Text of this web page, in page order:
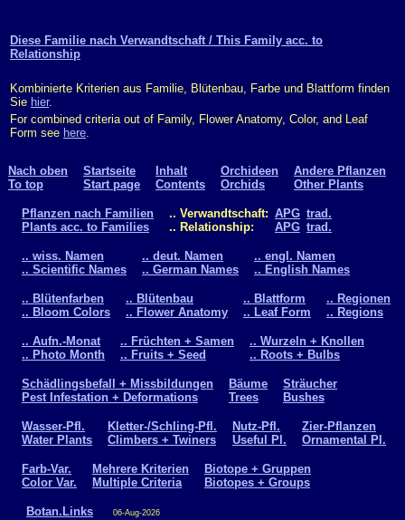
Diese Familie nach Verwandtschaft / This Family acc. to
Relationship
Kombinierte Kriterien aus Familie, Blütenbau, Farbe und Blattform finden
Sie hier.
For combined criteria out of Family, Flower Anatomy, Color, and Leaf
Form see here.
Nach oben
To top
Startseite
Start page
Inhalt
Contents
Orchideen
Orchids
Andere Pflanzen
Other Plants
Pflanzen nach Familien
Plants acc. to Families
.. Verwandtschaft:
.. Relationship:
APG
APG
trad.
trad.
.. wiss. Namen
.. Scientific Names
.. deut. Namen
.. German Names
.. engl. Namen
.. English Names
.. Blütenfarben
.. Bloom Colors
.. Blütenbau
.. Flower Anatomy
.. Blattform
.. Leaf Form
.. Regionen
.. Regions
.. Aufn.-Monat
.. Photo Month
.. Früchten + Samen
.. Fruits + Seed
.. Wurzeln + Knollen
.. Roots + Bulbs
Schädlingsbefall + Missbildungen
Pest Infestation + Deformations
Bäume
Trees
Sträucher
Bushes
Wasser-Pfl.
Water Plants
Kletter-/Schling-Pfl.
Climbers + Twiners
Nutz-Pfl.
Useful Pl.
Zier-Pflanzen
Ornamental Pl.
Farb-Var.
Color Var.
Mehrere Kriterien
Multiple Criteria
Biotope + Gruppen
Biotopes + Groups
Botan.Links
06-Aug-2026